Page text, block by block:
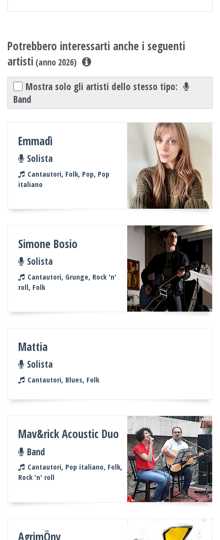
Potrebbero interessarti anche i seguenti
artisti (anno 2026)
Mostra solo gli artisti dello stesso tipo:
Band
Emmadì
Solista
Cantautori, Folk, Pop, Pop
italiano
Simone Bosio
Solista
Cantautori, Grunge, Rock 'n'
roll, Folk
Mattia
Solista
Cantautori, Blues, Folk
Mav&rick Acoustic Duo
Band
Cantautori, Pop italiano, Folk,
Rock 'n' roll